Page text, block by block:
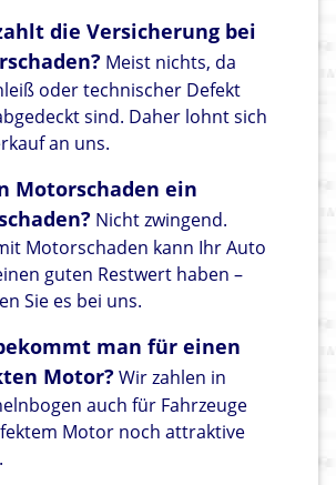
die Versicherung bei
Meist nichts, da
oder technischer Defekt
sind. Daher lohnt sich
an uns.
Motorschaden ein
Nicht zwingend.
Motorschaden kann Ihr Auto
guten Restwert haben –
Sie es bei uns.
man für einen
Motor?Wir zahlen in
auch für Fahrzeuge
Motor noch attraktive